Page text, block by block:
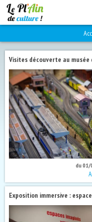
du 01/